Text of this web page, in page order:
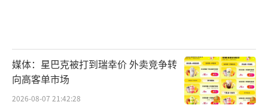
媒体：星巴克被打到瑞幸价 外卖竞争转
向高客单市场
2026-08-07 21:42:28